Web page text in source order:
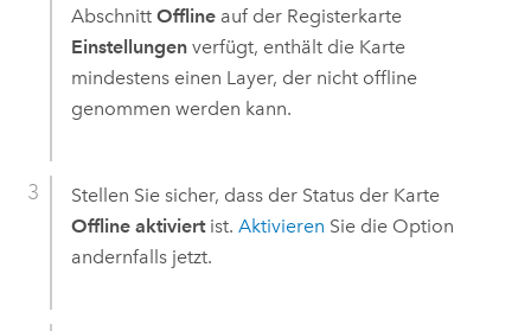
Abschnitt Offlineauf der Registerkarte
Einstellungenverfügt, enthält die Karte
mindestens einen Layer, der nicht offline
genommen werden kann.
Stellen Sie sicher, dass der Status der Karte
Offline aktiviertist. Aktivieren Sie die Option
andernfalls jetzt.